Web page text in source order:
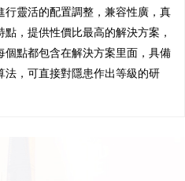
靈活的配置調整，兼容性廣，真
，提供性價比最高的解決方案，
點都包含在解決方案里面，具備
法，可直接對隱患作出等級的研